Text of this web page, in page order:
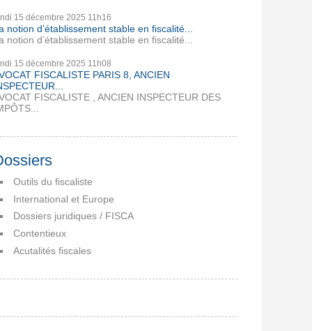
15 décembre 2025 11h16
notion d’établissement stable en fiscalité...
notion d’établissement stable en fiscalité...
15 décembre 2025 11h08
FISCALISTE PARIS 8, ANCIEN
FISCALISTE , ANCIEN INSPECTEUR DES
Outils du fiscaliste
International et Europe
Dossiers juridiques / FISCA
Contentieux
Acutalités fiscales